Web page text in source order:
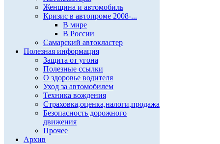
Женщина и автомобиль
Кризис в автопроме 2008-...
В мире
В России
Самарский автокластер
Полезная информация
Защита от угона
Полезные ссылки
О здоровье водителя
Уход за автомобилем
Техника вождения
Страховка,оценка,налоги,продажа
Безопасность дорожного
движения
Прочее
Архив